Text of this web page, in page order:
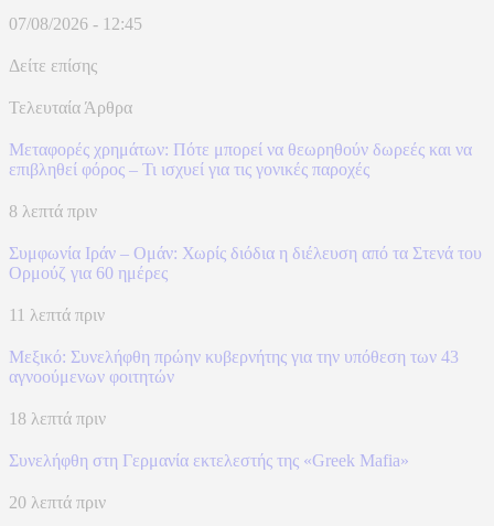
07/08/2026 - 12:45
Δείτε επίσης
Τελευταία Άρθρα
Μεταφορές χρημάτων: Πότε μπορεί να θεωρηθούν δωρεές και να
επιβληθεί φόρος – Τι ισχυεί για τις γονικές παροχές
8 λεπτά πριν
Συμφωνία Ιράν – Ομάν: Χωρίς διόδια η διέλευση από τα Στενά του
Ορμούζ για 60 ημέρες
11 λεπτά πριν
Μεξικό: Συνελήφθη πρώην κυβερνήτης για την υπόθεση των 43
αγνοούμενων φοιτητών
18 λεπτά πριν
Συνελήφθη στη Γερμανία εκτελεστής της «Greek Mafia»
20 λεπτά πριν